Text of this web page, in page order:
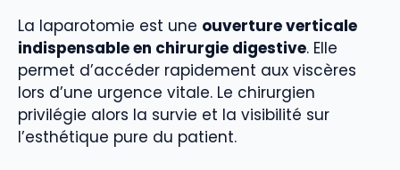
La laparotomie est une ouverture verticale
indispensable en chirurgie digestive. Elle
permet d’accéder rapidement aux viscères
lors d’une urgence vitale. Le chirurgien
privilégie alors la survie et la visibilité sur
l’esthétique pure du patient.